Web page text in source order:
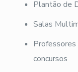
Plantão de
Salas
concursos